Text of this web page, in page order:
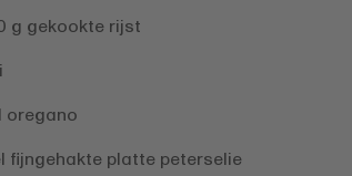
g gekookte rijst
oregano
fijngehakte platte peterselie